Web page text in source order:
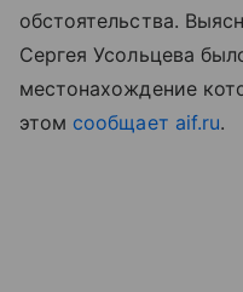
обстоятельства.
Сергея Усольцева
местонахождение
этом сообщает aif.ru.